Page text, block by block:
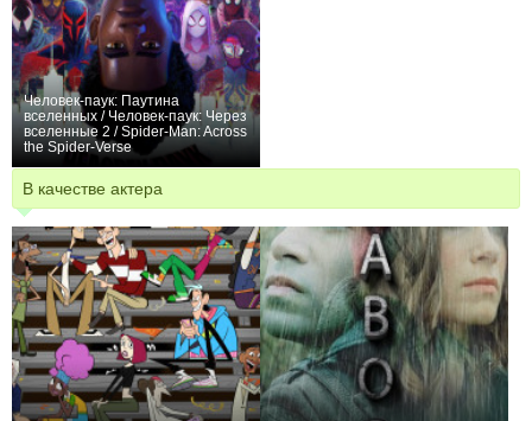
Человек-паук: Паутина
вселенных / Человек-паук: Через
вселенные 2 / Spider-Man: Across
the Spider-Verse
В качестве актера